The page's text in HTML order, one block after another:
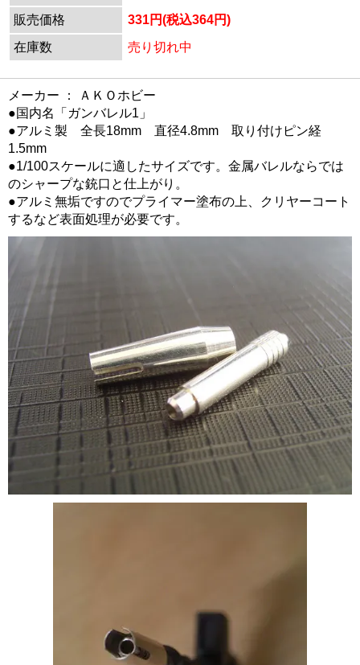
販売価格
331円(税込364円)
在庫数
売り切れ中
メーカー ： ＡＫＯホビー
●国内名「ガンバレル1」
●アルミ製 全長18mm 直径4.8mm 取り付けピン経
1.5mm
●1/100スケールに適したサイズです。金属バレルならでは
のシャープな銃口と仕上がり。
●アルミ無垢ですのでプライマー塗布の上、クリヤーコート
するなど表面処理が必要です。